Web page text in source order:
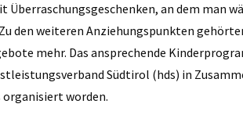
Überraschungsgeschenken, an dem man
den weiteren Anziehungspunkten
mehr. Das ansprechende
Südtirol (hds) in
organisiert worden.